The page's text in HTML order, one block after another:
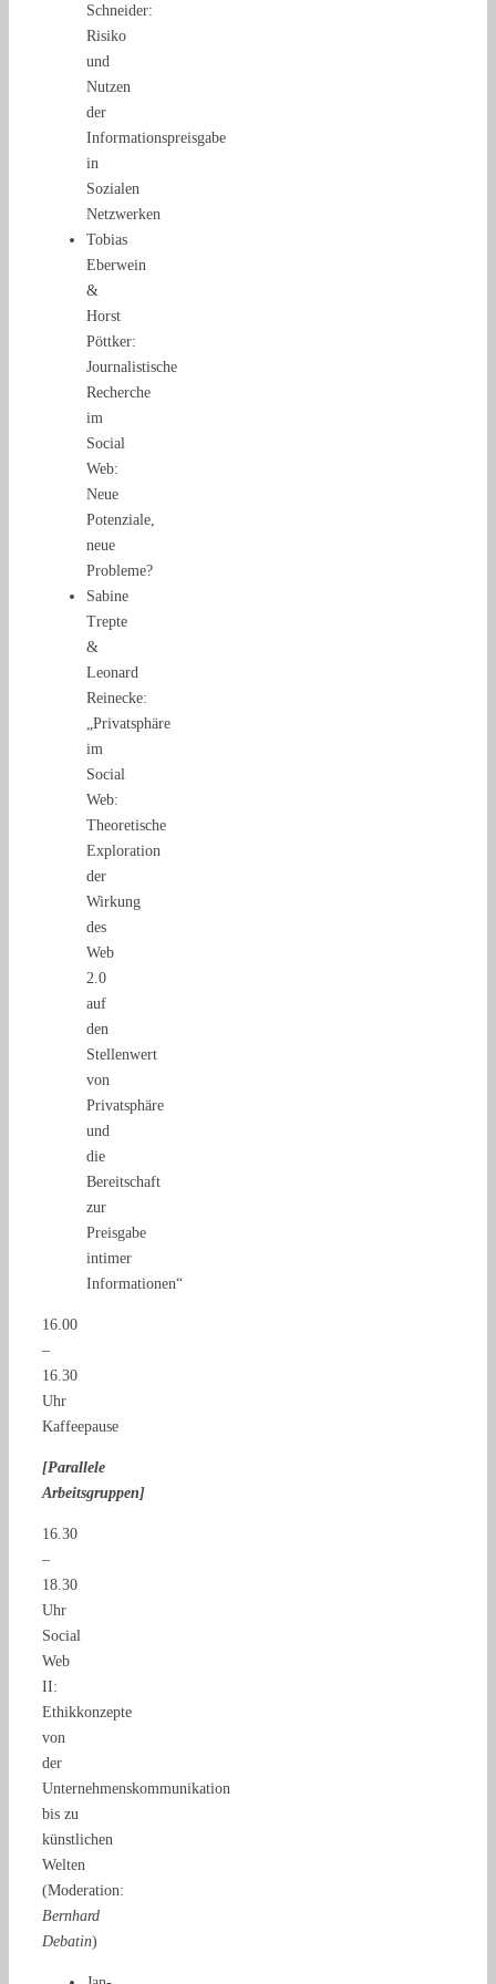
Schneider:
Risiko
und
Nutzen
der
Informationspreisgabe
in
Sozialen
Netzwerken
Tobias
Eberwein
&
Horst
Pöttker:
Journalistische
Recherche
im
Social
Web:
Neue
Potenziale,
neue
Probleme?
Sabine
Trepte
&
Leonard
Reinecke:
„Privatsphäre
im
Social
Web:
Theoretische
Exploration
der
Wirkung
des
Web
2.0
auf
den
Stellenwert
von
Privatsphäre
und
die
Bereitschaft
zur
Preisgabe
intimer
Informationen“
16.00
–
16.30
Uhr
Kaffeepause
[Parallele
Arbeitsgruppen]
16.30
–
18.30
Uhr
Social
Web
II:
Ethikkonzepte
von
der
Unternehmenskommunikation
bis zu
künstlichen
Welten
(Moderation:
Bernhard
Debatin)